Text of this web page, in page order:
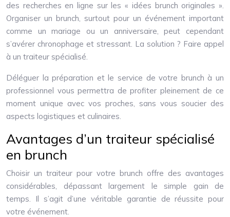
des recherches en ligne sur les « idées brunch originales ».
Organiser un brunch, surtout pour un événement important
comme un mariage ou un anniversaire, peut cependant
s’avérer chronophage et stressant. La solution ? Faire appel
à un traiteur spécialisé.
Déléguer la préparation et le service de votre brunch à un
professionnel vous permettra de profiter pleinement de ce
moment unique avec vos proches, sans vous soucier des
aspects logistiques et culinaires.
Avantages d’un traiteur spécialisé
en brunch
Choisir un traiteur pour votre brunch offre des avantages
considérables, dépassant largement le simple gain de
temps. Il s’agit d’une véritable garantie de réussite pour
votre événement.